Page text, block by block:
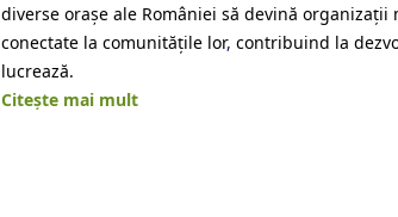
diverse orașe ale României să devină
conectate la comunitățile lor, contribuind la
lucrează.
Citește mai mult